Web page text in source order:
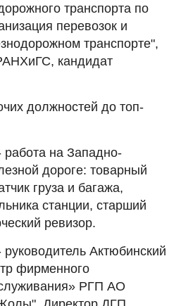
транспорта по
перевозок и
транспорте",
кандидат
должностей до топ-
работа на Западно-
дороге: товарный
груза и багажа,
станции, старший
ревизор.
Актюбинский
фирменного
РГП АО